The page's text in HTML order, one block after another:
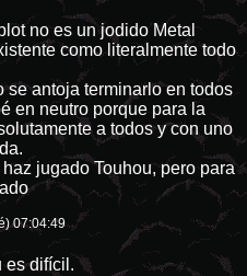
no es un jodido Metal
como literalmente todo
se antoja terminarlo en todos
en neutro porque para la
a todos y con uno
jugado Touhou, pero para
07:04:49
es difícil.